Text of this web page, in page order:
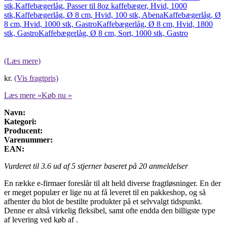
stk,Kaffebægerlåg, Passer til 8oz kaffebæger, Hvid, 1000
stk,Kaffebægerlåg, Ø 8 cm, Hvid, 100 stk, AbenaKaffebægerlåg, Ø
8 cm, Hvid, 1000 stk, GastroKaffebægerlåg, Ø 8 cm, Hvid, 1800
stk, GastroKaffebægerlåg, Ø 8 cm, Sort, 1000 stk, Gastro
(Læs mere)
kr. (Vis fragtpris)
Læs mere »Køb nu »
Navn:
Kategori:
Producent:
Varenummer:
EAN:
Vurderet til 3.6 ud af 5 stjerner baseret på 20 anmeldelser
En række e-firmaer foreslår til alt held diverse fragtløsninger. En der
er meget populær er lige nu at få leveret til en pakkeshop, og så
afhenter du blot de bestilte produkter på et selvvalgt tidspunkt.
Denne er altså virkelig fleksibel, samt ofte endda den billigste type
af levering ved køb af .